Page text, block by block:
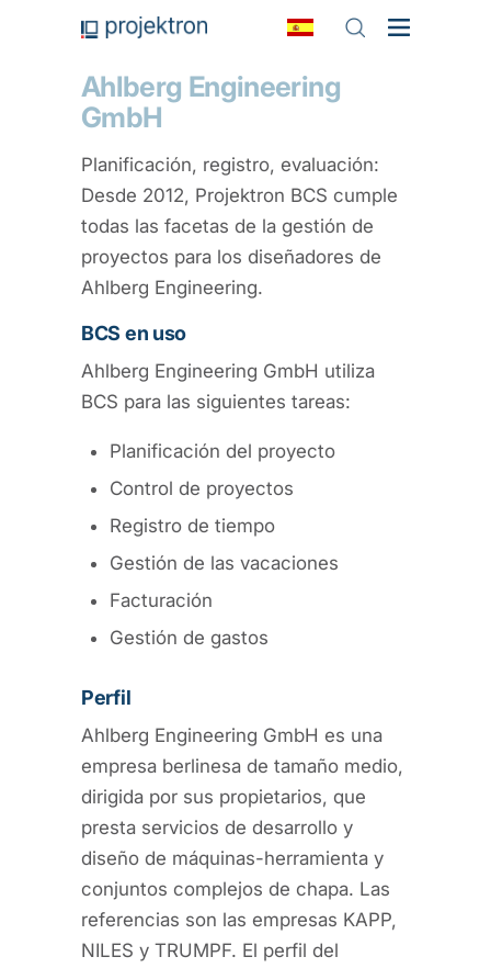
Ahlberg Engineering
GmbH
Planificación, registro, evaluación:
Desde 2012, Projektron BCS cumple
todas las facetas de la gestión de
proyectos para los diseñadores de
Ahlberg Engineering.
BCS en uso
Ahlberg Engineering GmbH utiliza
BCS para las siguientes tareas:
Planificación del proyecto
Control de proyectos
Registro de tiempo
Gestión de las vacaciones
Facturación
Gestión de gastos
Perfil
Ahlberg Engineering GmbH es una
empresa berlinesa de tamaño medio,
dirigida por sus propietarios, que
presta servicios de desarrollo y
diseño de máquinas-herramienta y
conjuntos complejos de chapa. Las
referencias son las empresas KAPP,
NILES y TRUMPF. El perfil del